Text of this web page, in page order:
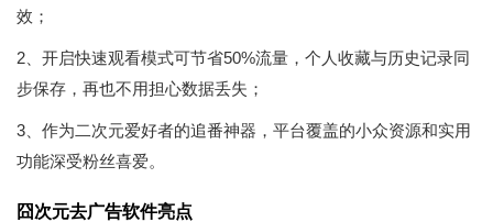
效；
2、开启快速观看模式可节省50%流量，个人收藏与历史记录同
步保存，再也不用担心数据丢失；
3、作为二次元爱好者的追番神器，平台覆盖的小众资源和实用
功能深受粉丝喜爱。
囧次元去广告软件亮点